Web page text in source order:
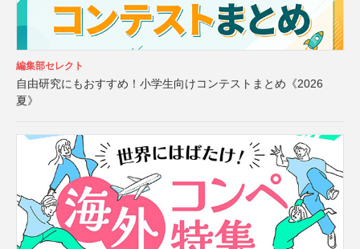
編集部セレクト
自由研究にもおすすめ！小学生向けコンテストまとめ《2026
夏》